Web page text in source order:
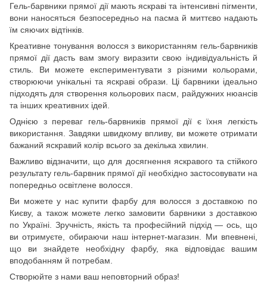
Гель-барвники прямої дії мають яскраві та інтенсивні пігменти,
вони наносяться безпосередньо на пасма й миттєво надають
їм сяючих відтінків.
Креативне тонування волосся з використанням гель-барвників
прямої дії дасть вам змогу виразити свою індивідуальність й
стиль. Ви можете експериментувати з різними кольорами,
створюючи унікальні та яскраві образи. Ці барвники ідеально
підходять для створення кольорових пасм, райдужних нюансів
та інших креативних ідей.
Однією з переваг гель-барвників прямої дії є їхня легкість
використання. Завдяки швидкому впливу, ви можете отримати
бажаний яскравий колір всього за декілька хвилин.
Важливо відзначити, що для досягнення яскравого та стійкого
результату гель-барвник прямої дії необхідно застосовувати на
попередньо освітлене волосся.
Ви можете у нас купити фарбу для волосся з доставкою по
Києву, а також можете легко замовити барвники з доставкою
по Україні. Зручність, якість та професійний підхід — ось, що
ви отримуєте, обираючи наш інтернет-магазин. Ми впевнені,
що ви знайдете необхідну фарбу, яка відповідає вашим
вподобанням й потребам.
Створюйте з нами ваш неповторний образ!